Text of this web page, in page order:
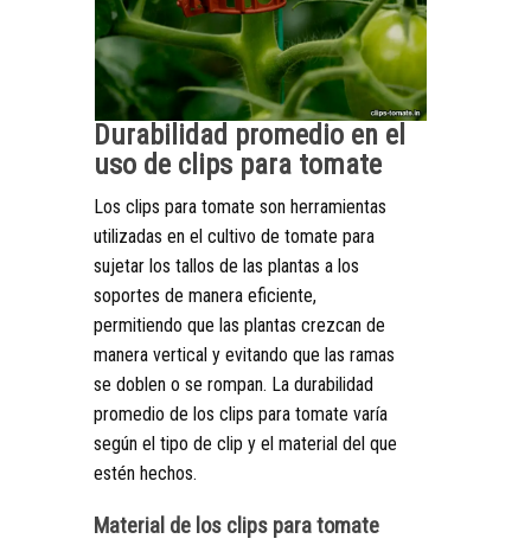
Durabilidad promedio en el
uso de clips para tomate
Los clips para tomate son herramientas
utilizadas en el cultivo de tomate para
sujetar los tallos de las plantas a los
soportes de manera eficiente,
permitiendo que las plantas crezcan de
manera vertical y evitando que las ramas
se doblen o se rompan. La durabilidad
promedio de los clips para tomate varía
según el tipo de clip y el material del que
estén hechos.
Material de los clips para tomate